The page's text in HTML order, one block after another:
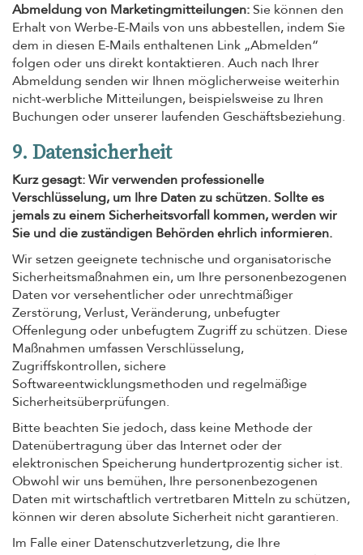
Abmeldung von Marketingmitteilungen:Sie können den
Erhalt von Werbe-E-Mails von uns abbestellen, indem Sie
dem in diesen E-Mails enthaltenen Link „Abmelden“
folgen oder uns direkt kontaktieren. Auch nach Ihrer
Abmeldung senden wir Ihnen möglicherweise weiterhin
nicht-werbliche Mitteilungen, beispielsweise zu Ihren
Buchungen oder unserer laufenden Geschäftsbeziehung.
9. Datensicherheit
Kurz gesagt: Wir verwenden professionelle
Verschlüsselung, um Ihre Daten zu schützen. Sollte es
jemals zu einem Sicherheitsvorfall kommen, werden wir
Sie und die zuständigen Behörden ehrlich informieren.
Wir setzen geeignete technische und organisatorische
Sicherheitsmaßnahmen ein, um Ihre personenbezogenen
Daten vor versehentlicher oder unrechtmäßiger
Zerstörung, Verlust, Veränderung, unbefugter
Offenlegung oder unbefugtem Zugriff zu schützen. Diese
Maßnahmen umfassen Verschlüsselung,
Zugriffskontrollen, sichere
Softwareentwicklungsmethoden und regelmäßige
Sicherheitsüberprüfungen.
Bitte beachten Sie jedoch, dass keine Methode der
Datenübertragung über das Internet oder der
elektronischen Speicherung hundertprozentig sicher ist.
Obwohl wir uns bemühen, Ihre personenbezogenen
Daten mit wirtschaftlich vertretbaren Mitteln zu schützen,
können wir deren absolute Sicherheit nicht garantieren.
Im Falle einer Datenschutzverletzung, die Ihre